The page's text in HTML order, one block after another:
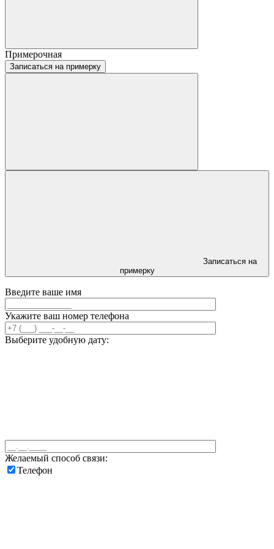
Примерочная
Записаться на примерку
Записаться на
примерку
Введите ваше имя
Укажите ваш номер телефона
Выберите удобную дату:
Желаемый способ связи:
Телефон